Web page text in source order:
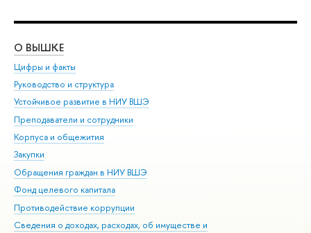
О ВЫШКЕ
Цифры и факты
Руководство и структура
Устойчивое развитие в НИУ ВШЭ
Преподаватели и сотрудники
Корпуса и общежития
Закупки
Обращения граждан в НИУ ВШЭ
Фонд целевого капитала
Противодействие коррупции
Сведения о доходах, расходах, об имуществе и